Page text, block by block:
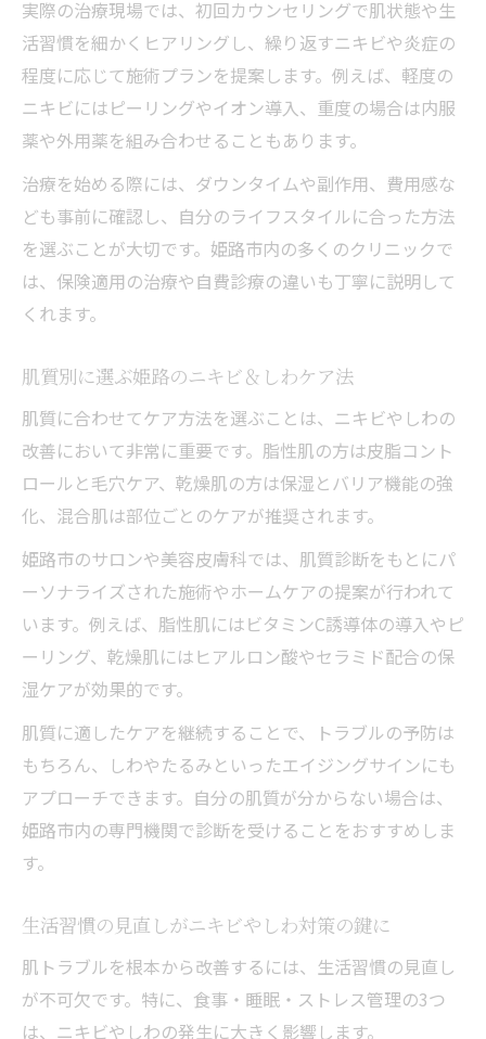
ニキビ改善へ導く効果的な治療ポイント解
説
美肌を目指すための姫路ニキビ治療の選択
肢
姫路で人気の美肌治療とニキビ対策の実践
例
効果を感じるニキビ治療の通院ペースと工
ニキビやしわの悩みを年齢別に考えるポイ
ント
姫路で続けやすいアンチエイジング習慣と
は
美しく年齢を重ねるためのニキビ対策法
大人女性のための姫路ニキビしわケア戦略
将来の肌を守るニキビ・しわ予防の新常識
実際の治療現場では、初回カウンセリングで肌状態や生
活習慣を細かくヒアリングし、繰り返すニキビや炎症の
程度に応じて施術プランを提案します。例えば、軽度の
ニキビにはピーリングやイオン導入、重度の場合は内服
薬や外用薬を組み合わせることもあります。
治療を始める際には、ダウンタイムや副作用、費用感な
ども事前に確認し、自分のライフスタイルに合った方法
を選ぶことが大切です。姫路市内の多くのクリニックで
は、保険適用の治療や自費診療の違いも丁寧に説明して
くれます。
肌質別に選ぶ姫路のニキビ＆しわケア法
肌質に合わせてケア方法を選ぶことは、ニキビやしわの
改善において非常に重要です。脂性肌の方は皮脂コント
ロールと毛穴ケア、乾燥肌の方は保湿とバリア機能の強
化、混合肌は部位ごとのケアが推奨されます。
姫路市のサロンや美容皮膚科では、肌質診断をもとにパ
ーソナライズされた施術やホームケアの提案が行われて
います。例えば、脂性肌にはビタミンC誘導体の導入やピ
ーリング、乾燥肌にはヒアルロン酸やセラミド配合の保
湿ケアが効果的です。
肌質に適したケアを継続することで、トラブルの予防は
もちろん、しわやたるみといったエイジングサインにも
アプローチできます。自分の肌質が分からない場合は、
姫路市内の専門機関で診断を受けることをおすすめしま
す。
生活習慣の見直しがニキビやしわ対策の鍵に
肌トラブルを根本から改善するには、生活習慣の見直し
が不可欠です。特に、食事・睡眠・ストレス管理の3つ
は、ニキビやしわの発生に大きく影響します。